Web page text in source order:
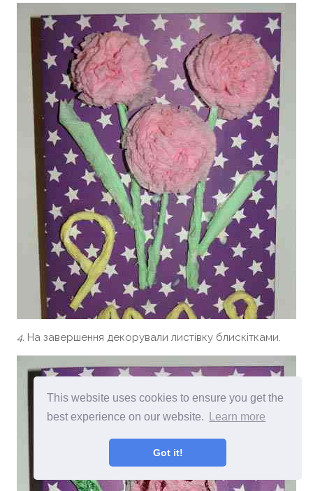
This website uses cookies to ensure you get the
best experience on our website.
Learn more
Got it!
4. На завершення декорували листівку блискітками.